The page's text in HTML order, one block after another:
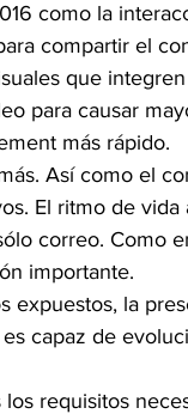
como la
compartir el
que
para causar
más rápido.
Así como el
El ritmo de
correo. Como
importante.
expuestos, la
capaz de
requisitos